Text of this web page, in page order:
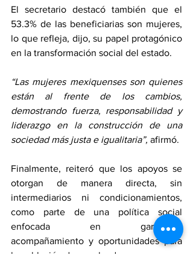
El secretario destacó también que el
53.3% de las beneficiarias son mujeres,
lo que refleja, dijo, su papel protagónico
en la transformación social del estado.
“Las mujeres mexiquenses son quienes
están al frente de los cambios,
demostrando fuerza, responsabilidad y
liderazgo en la construcción de una
sociedad más justa e igualitaria”, afirmó.
Finalmente, reiteró que los apoyos se
otorgan de manera directa, sin
intermediarios ni condicionamientos,
como parte de una política social
enfocada en garantizar
acompañamiento y oportunidades para
la población desempleada.